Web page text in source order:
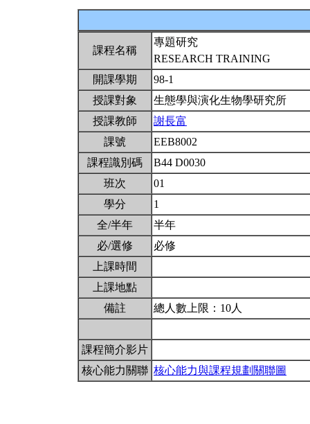
課程名稱
專題研究
RESEARCH TRAINING
開課學期
98-1
授課對象
生態學與演化生物學研究所
授課教師
謝長富
課號
EEB8002
課程識別碼
B44 D0030
班次
01
學分
1
全/半年
半年
必/選修
必修
上課時間
上課地點
備註
總人數上限：10人
課程簡介影片
核心能力關聯 核心能力與課程規劃關聯圖